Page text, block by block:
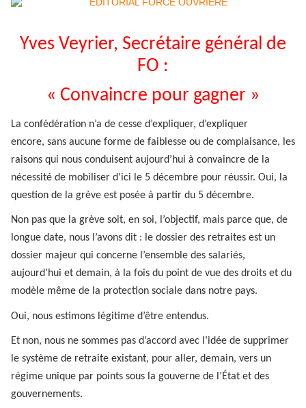
Yves Veyrier, Secrétaire général de
FO :
« Convaincre pour gagner »
La confédération n’a de cesse d’expliquer, d’expliquer
encore, sans aucune forme de faiblesse ou de complaisance, les
raisons qui nous conduisent aujourd’hui à convaincre de la
nécessité de mobiliser d’ici le 5 décembre pour réussir. Oui, la
question de la grève est posée à partir du 5 décembre.
Non pas que la grève soit, en soi, l’objectif, mais parce que, de
longue date, nous l’avons dit : le dossier des retraites est un
dossier majeur qui concerne l’ensemble des salariés,
aujourd’hui et demain, à la fois du point de vue des droits et du
modèle même de la protection sociale dans notre pays.
Oui, nous estimons légitime d’être entendus.
Et non, nous ne sommes pas d’accord avec l’idée de supprimer
le système de retraite existant, pour aller, demain, vers un
régime unique par points sous la gouverne de l’État et des
gouvernements.